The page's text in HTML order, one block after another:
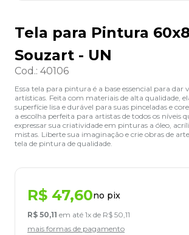
Tela para Pintura
Souzart - UN
Cod.: 40106
Essa tela para pintura é a base essencial para dar
artísticas. Feita com materiais de alta qualidade,
superfície lisa e durável para suas pinceladas e
a escolha perfeita para artistas de todos os níveis
expressar sua criatividade em pinturas a óleo,
mistas. Liberte sua imaginação e crie obras de
tela de pintura de qualidade.
R$ 47,60no pix
R$ 50,11 em até 1x de R$ 50,11
mais formas de pagamento